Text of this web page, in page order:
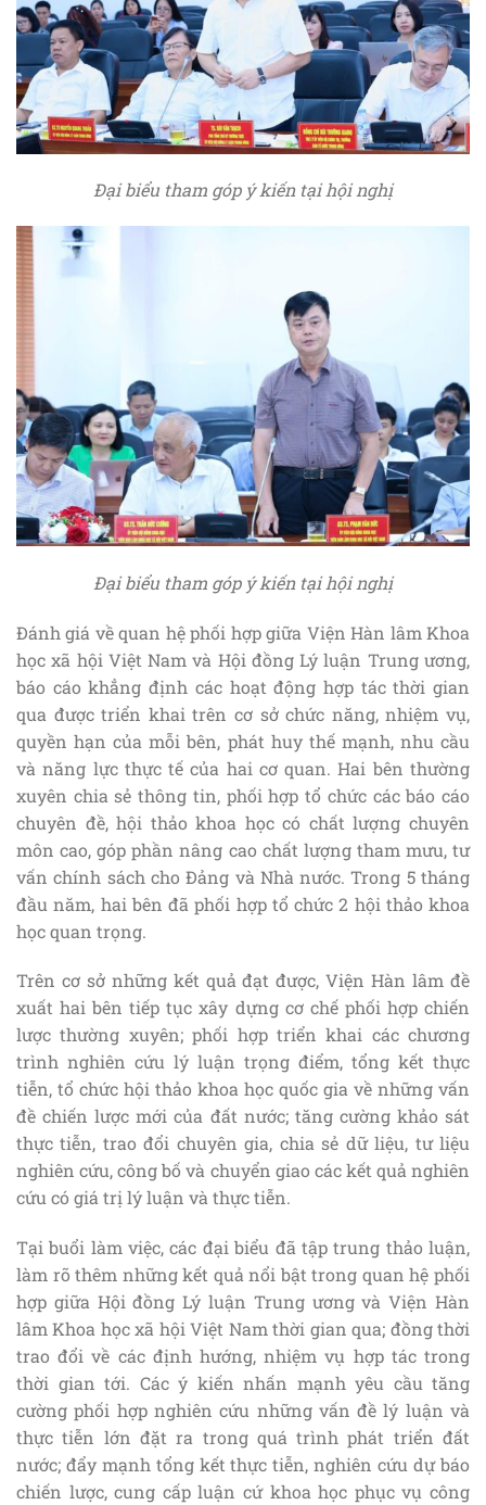
Đại biểu tham góp ý kiến tại hội nghị
Đại biểu tham góp ý kiến tại hội nghị
Đánh giá về quan hệ phối hợp giữa Viện Hàn lâm Khoa
học xã hội Việt Nam và Hội đồng Lý luận Trung ương,
báo cáo khẳng định các hoạt động hợp tác thời gian
qua được triển khai trên cơ sở chức năng, nhiệm vụ,
quyền hạn của mỗi bên, phát huy thế mạnh, nhu cầu
và năng lực thực tế của hai cơ quan. Hai bên thường
xuyên chia sẻ thông tin, phối hợp tổ chức các báo cáo
chuyên đề, hội thảo khoa học có chất lượng chuyên
môn cao, góp phần nâng cao chất lượng tham mưu, tư
vấn chính sách cho Đảng và Nhà nước. Trong 5 tháng
đầu năm, hai bên đã phối hợp tổ chức 2 hội thảo khoa
học quan trọng.
Trên cơ sở những kết quả đạt được, Viện Hàn lâm đề
xuất hai bên tiếp tục xây dựng cơ chế phối hợp chiến
lược thường xuyên; phối hợp triển khai các chương
trình nghiên cứu lý luận trọng điểm, tổng kết thực
tiễn, tổ chức hội thảo khoa học quốc gia về những vấn
đề chiến lược mới của đất nước; tăng cường khảo sát
thực tiễn, trao đổi chuyên gia, chia sẻ dữ liệu, tư liệu
nghiên cứu, công bố và chuyển giao các kết quả nghiên
cứu có giá trị lý luận và thực tiễn.
Tại buổi làm việc, các đại biểu đã tập trung thảo luận,
làm rõ thêm những kết quả nổi bật trong quan hệ phối
hợp giữa Hội đồng Lý luận Trung ương và Viện Hàn
lâm Khoa học xã hội Việt Nam thời gian qua; đồng thời
trao đổi về các định hướng, nhiệm vụ hợp tác trong
thời gian tới. Các ý kiến nhấn mạnh yêu cầu tăng
cường phối hợp nghiên cứu những vấn đề lý luận và
thực tiễn lớn đặt ra trong quá trình phát triển đất
nước; đẩy mạnh tổng kết thực tiễn, nghiên cứu dự báo
chiến lược, cung cấp luận cứ khoa học phục vụ công